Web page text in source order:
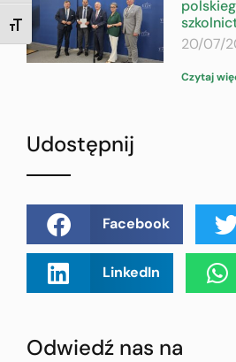
TOGGLE FONT SIZE
20/07/
Czytaj
Udostępnij
Facebook
LinkedIn
Odwiedź nas na